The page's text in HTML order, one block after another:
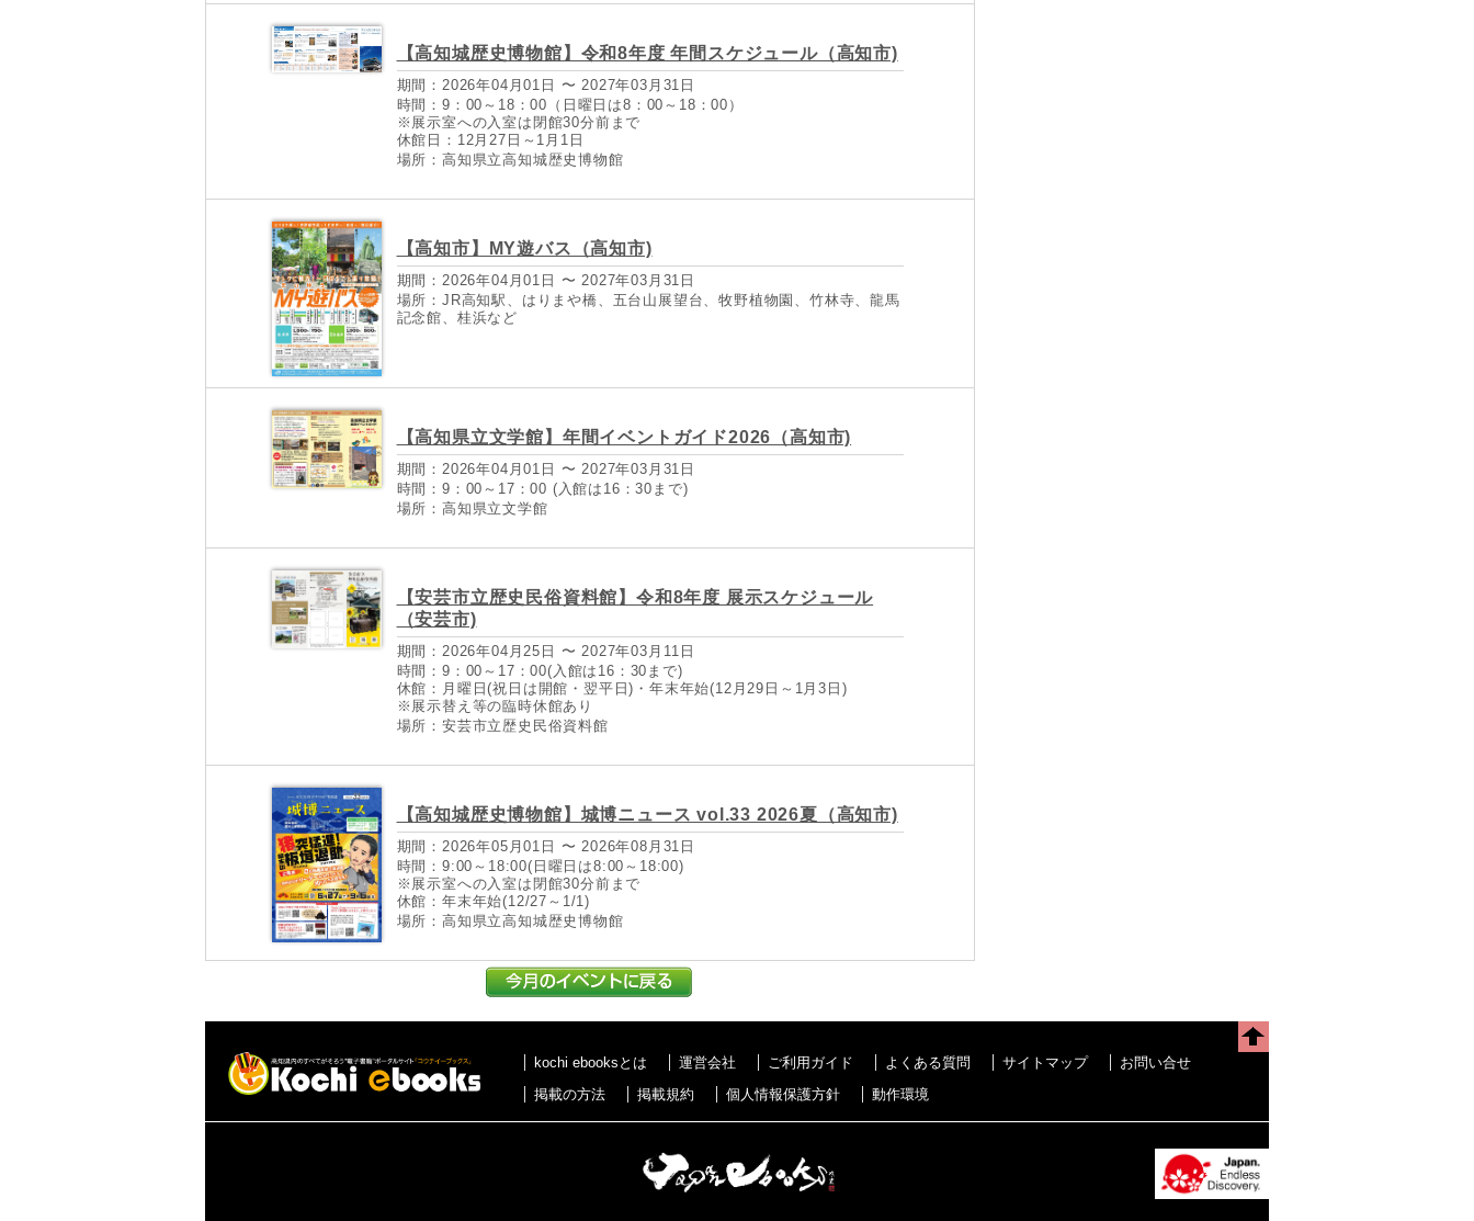
【高知城歴史博物館】令和8年度 年間スケジュール（高知市)
期間：2026年04月01日 〜 2027年03月31日
時間：9：00～18：00（日曜日は8：00～18：00）
※展示室への入室は閉館30分前まで
休館日：12月27日～1月1日
場所：高知県立高知城歴史博物館
【高知市】MY遊バス（高知市)
期間：2026年04月01日 〜 2027年03月31日
場所：JR高知駅、はりまや橋、五台山展望台、牧野植物園、竹林寺、龍馬
記念館、桂浜など
【高知県立文学館】年間イベントガイド2026（高知市)
期間：2026年04月01日 〜 2027年03月31日
時間：9：00～17：00 (入館は16：30まで)
場所：高知県立文学館
【安芸市立歴史民俗資料館】令和8年度 展示スケジュール
（安芸市)
期間：2026年04月25日 〜 2027年03月11日
時間：9：00～17：00(入館は16：30まで)
休館：月曜日(祝日は開館・翌平日)・年末年始(12月29日～1月3日)
※展示替え等の臨時休館あり
場所：安芸市立歴史民俗資料館
【高知城歴史博物館】城博ニュース vol.33 2026夏（高知市)
期間：2026年05月01日 〜 2026年08月31日
時間：9:00～18:00(日曜日は8:00～18:00)
※展示室への入室は閉館30分前まで
休館：年末年始(12/27～1/1)
場所：高知県立高知城歴史博物館
kochi ebooksとは 運営会社 ご利用ガイド よくある質問 サイトマップ
お問い合せ
掲載の方法
掲載規約 個人情報保護方針 動作環境